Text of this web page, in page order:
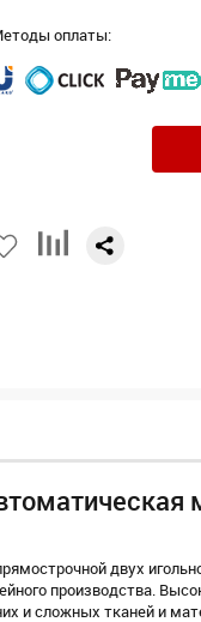
оплаты:
двух
производства.
и сложных тканей и